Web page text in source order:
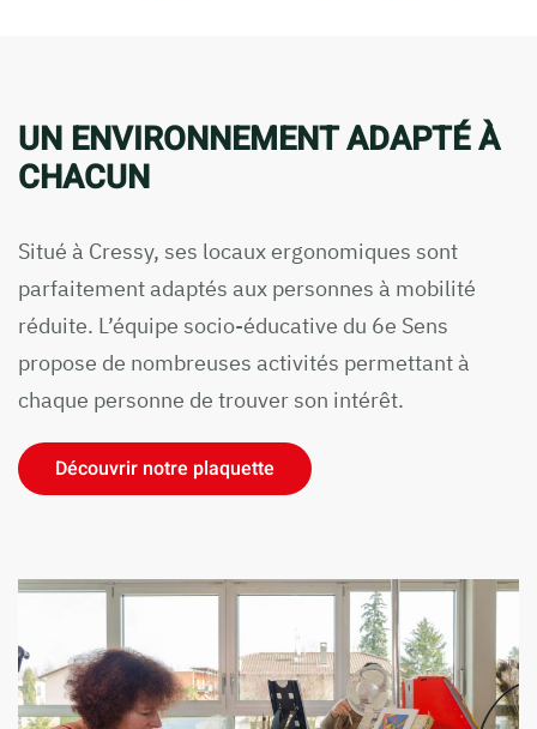
UN ENVIRONNEMENT ADAPTÉ À
CHACUN
Situé à Cressy, ses locaux ergonomiques sont
parfaitement adaptés aux personnes à mobilité
réduite. L’équipe socio-éducative du 6e Sens
propose de nombreuses activités permettant à
chaque personne de trouver son intérêt.
Découvrir notre plaquette